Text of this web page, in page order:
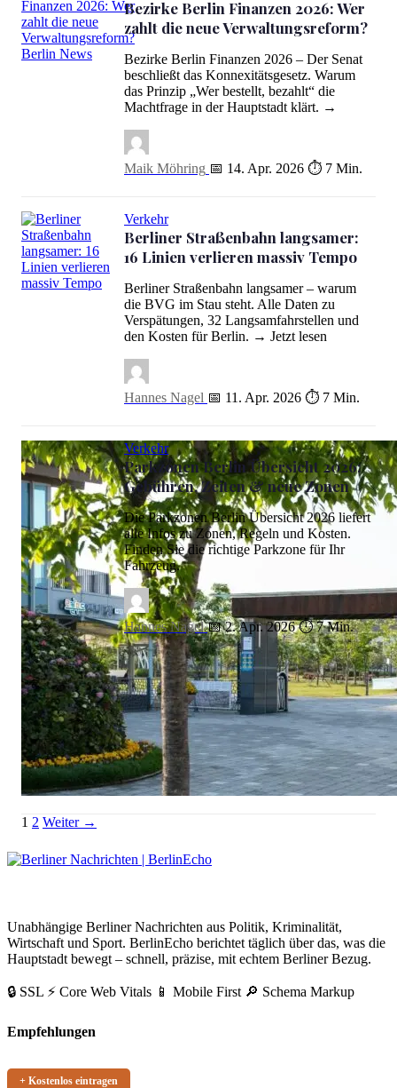
Bezirke Berlin Finanzen 2026: Wer zahlt die neue
Bezirke Berlin Finanzen 2026: Wer
zahlt die neue Verwaltungsreform?
Bezirke Berlin Finanzen 2026 – Der Senat
beschließt das Konnexitätsgesetz. Warum
das Prinzip „Wer bestellt, bezahlt“ die
Machtfrage in der Hauptstadt klärt. →
Maik Möhring 📅 14. Apr. 2026 ⏱ 7 Min.
Berliner Straßenbahn langsamer: 16 Linien verlieren massiv Tempo
Verkehr
Berliner Straßenbahn langsamer:
16 Linien verlieren massiv Tempo
Berliner Straßenbahn langsamer – warum
die BVG im Stau steht. Alle Daten zu
Verspätungen, 32 Langsamfahrstellen und
den Kosten für Berlin. → Jetzt lesen
Hannes Nagel 📅 11. Apr. 2026 ⏱ 7 Min.
Verkehr
Parkzonen Berlin Übersicht 2026:
Gebühren, Zeiten & neue Zonen
Die Parkzonen Berlin Übersicht 2026 liefert
alle Infos zu Zonen, Regeln und Kosten.
Finden Sie die richtige Parkzone für Ihr
Fahrzeug.
Hannes Nagel 📅 2. Apr. 2026 ⏱ 7 Min.
Seitennummerierung
der
Beiträge
1 2 Link
Weiter →
Unabhängige Berliner Nachrichten aus Politik, Kriminalität,
Wirtschaft und Sport. BerlinEcho berichtet täglich über das, was die
Hauptstadt bewegt – schnell, präzise, mit echtem Berliner Bezug.
🔒 SSL ⚡ Core Web Vitals 📱 Mobile First 🔎 Schema Markup
Empfehlungen
+ Kostenlos eintragen